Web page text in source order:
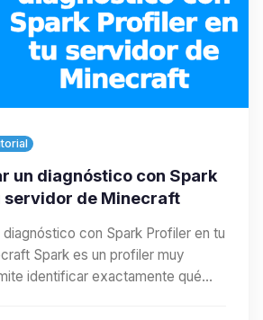
un diagnóstico con Spark
servidor de Minecraft
diagnóstico con Spark Profiler en tu
Spark es un profiler muy
identificar exactamente qué…